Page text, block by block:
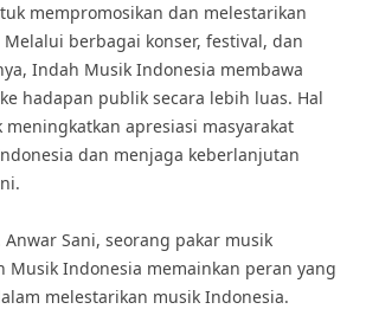
mempromosikan dan melestarikan
berbagai konser, festival, dan
Indah Musik Indonesia membawa
hadapan publik secara lebih luas. Hal
apresiasi masyarakat
dan menjaga keberlanjutan
Sani, seorang pakar musik
Musik Indonesia memainkan peran yang
melestarikan musik Indonesia.